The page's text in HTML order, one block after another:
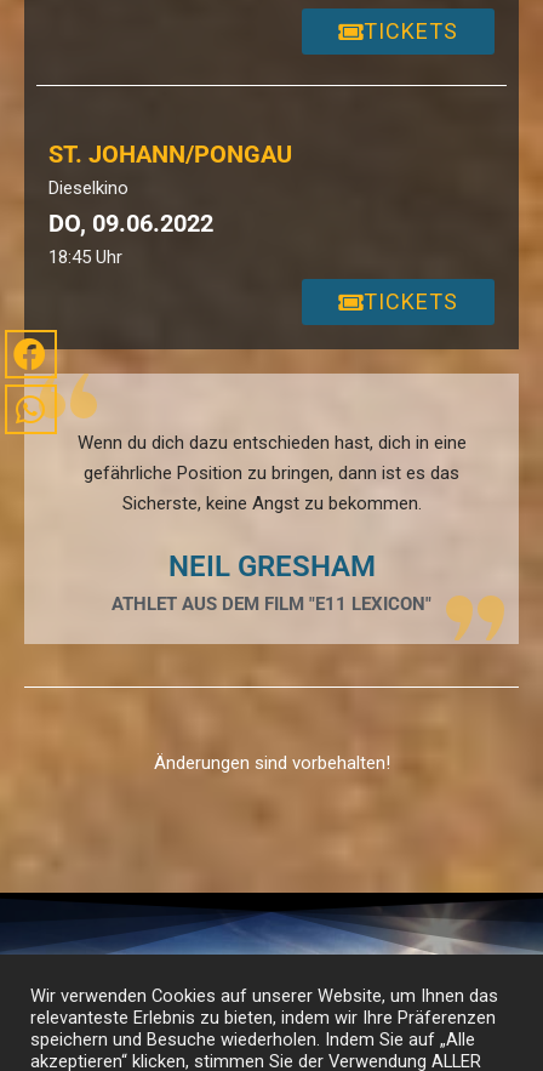
TICKETS
ST. JOHANN/PONGAU
Dieselkino
DO, 09.06.2022
18:45 Uhr
TICKETS
Wenn du dich dazu entschieden hast, dich in eine
gefährliche Position zu bringen, dann ist es das
Sicherste, keine Angst zu bekommen.
NEIL GRESHAM
ATHLET AUS DEM FILM "E11 LEXICON"
Änderungen sind vorbehalten!
Wir verwenden Cookies auf unserer Website, um Ihnen das
relevanteste Erlebnis zu bieten, indem wir Ihre Präferenzen
speichern und Besuche wiederholen. Indem Sie auf „Alle
akzeptieren“ klicken, stimmen Sie der Verwendung ALLER